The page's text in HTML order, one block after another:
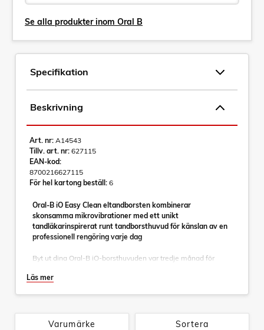
Se alla produkter inom Oral B
Specifikation
Beskrivning
Art. nr: A14543
Tillv. art. nr: 627115
EAN-kod:
8700216627115
För hel kartong beställ: 6
Oral-B iO Easy Clean eltandborsten kombinerar
skonsamma mikrovibrationer med ett unikt
tandläkarinspirerat runt tandborsthuvud för känslan av en
professionell rengöring varje dag
Byt ut dina Oral-B iO-borsthuvuden var tredje månad för
- Utformad för en enkel övergång till eltandborstar med bara
Läs mer
Sortera
Varumärke